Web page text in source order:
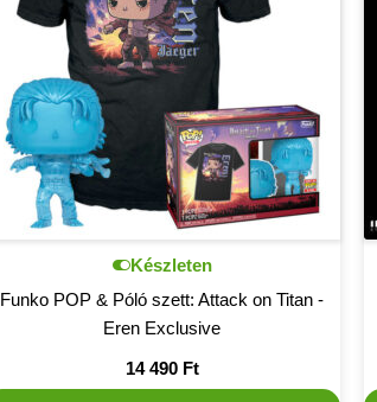
Készleten
Funko POP & Póló szett: Attack on Titan -
Eren Exclusive
14 490 Ft